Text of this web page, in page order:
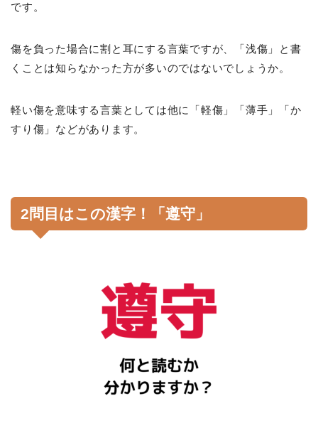
です。
傷を負った場合に割と耳にする言葉ですが、「浅傷」と書
くことは知らなかった方が多いのではないでしょうか。
軽い傷を意味する言葉としては他に「軽傷」「薄手」「か
すり傷」などがあります。
2問目はこの漢字！「遵守」